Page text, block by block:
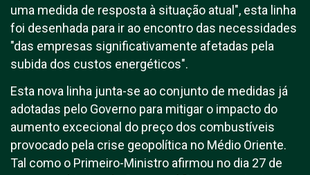
uma medida de resposta à situação atual", esta linha
foi desenhada para ir ao encontro das necessidades
"das empresas significativamente afetadas pela
subida dos custos energéticos".
Esta nova linha junta-se ao conjunto de medidas já
adotadas pelo Governo para mitigar o impacto do
aumento excecional do preço dos combustíveis
provocado pela crise geopolítica no Médio Oriente.
Tal como o Primeiro-Ministro afirmou no dia 27 de